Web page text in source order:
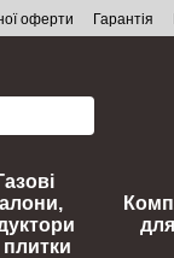
оферти Гарантія
плитки